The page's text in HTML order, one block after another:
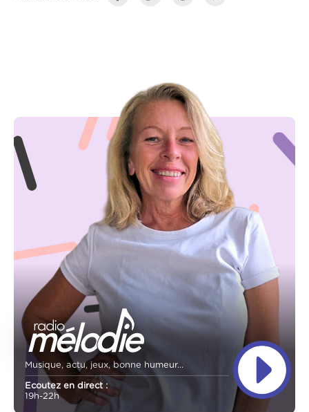
Musique, actu, jeux, bonne humeur...
Ecoutez en direct :
19h-22h